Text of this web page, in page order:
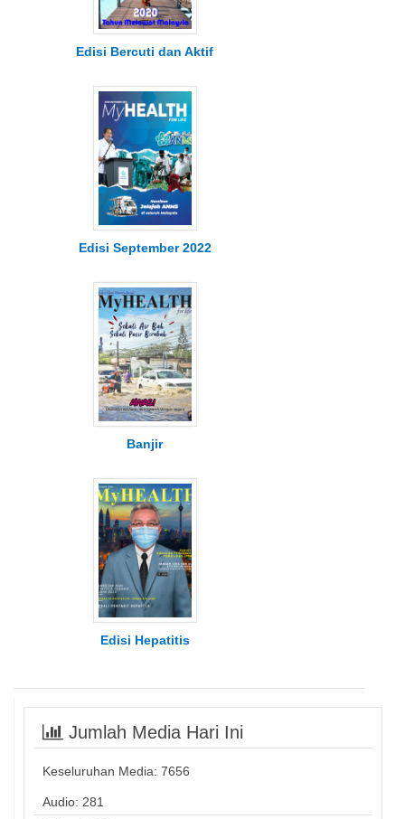
Edisi Bercuti dan Aktif
Edisi September 2022
Banjir
Edisi Hepatitis
Jumlah Media Hari Ini
Keseluruhan Media: 7656
Audio: 281